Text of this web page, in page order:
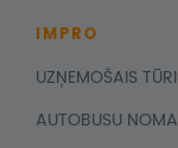
IMPRO
UZŅEMOŠAIS
AUTOBUSU NOMA